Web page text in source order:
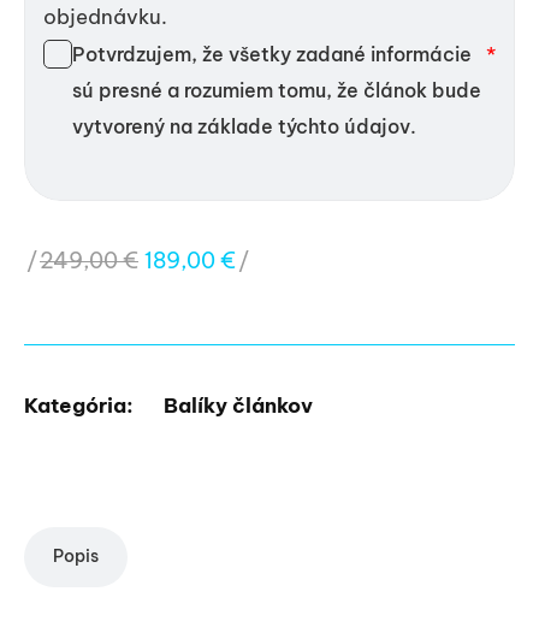
objednávku.
*
Potvrdzujem, že všetky zadané informácie
sú presné a rozumiem tomu, že článok bude
vytvorený na základe týchto údajov.
249,00€ 189,00€
Kategória: Balíky článkov
Popis